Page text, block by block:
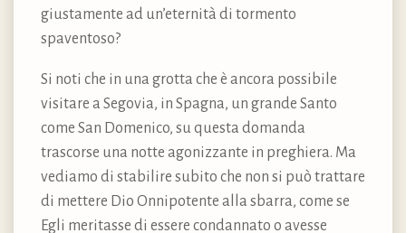
giustamente ad un’eternità di tormento
spaventoso?
Si noti che in una grotta che è ancora possibile
visitare a Segovia, in Spagna, un grande Santo
come San Domenico, su questa domanda
trascorse una notte agonizzante in preghiera. Ma
vediamo di stabilire subito che non si può trattare
di mettere Dio Onnipotente alla sbarra, come se
Egli meritasse di essere condannato o avesse